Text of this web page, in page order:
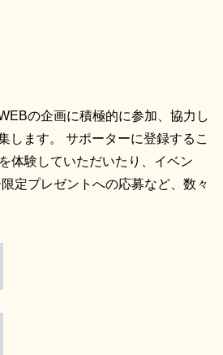
の企画に積極的に参加、協力し
します。 サポーターに登録するこ
体験していただいたり、イベン
定プレゼントへの応募など、数々